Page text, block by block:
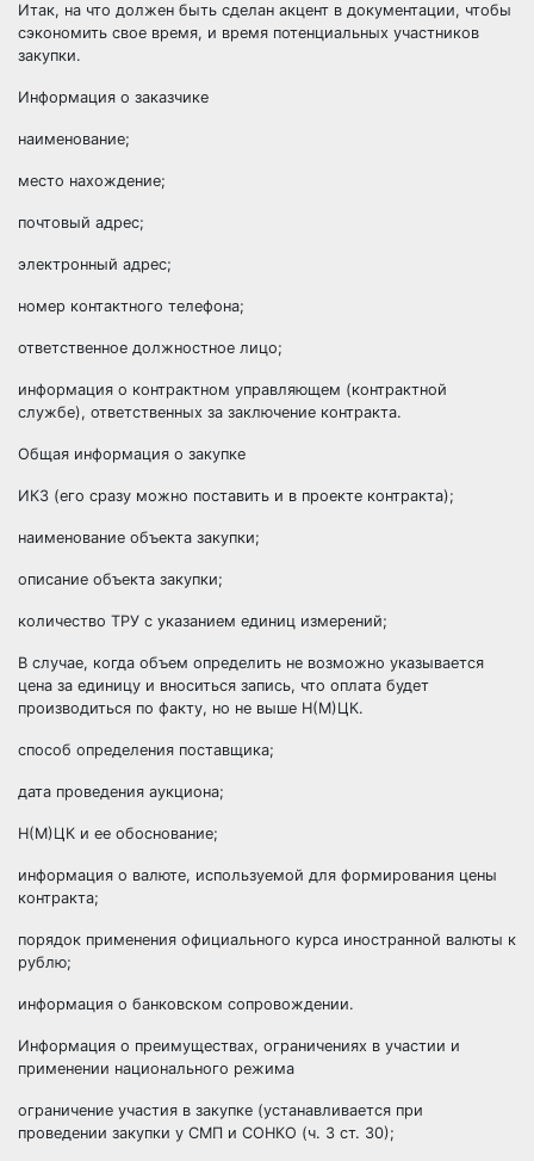
Итак, на что должен быть сделан акцент в документации, чтобы
сэкономить свое время, и время потенциальных участников
закупки.
Информация о заказчике
наименование;
место нахождение;
почтовый адрес;
электронный адрес;
номер контактного телефона;
ответственное должностное лицо;
информация о контрактном управляющем (контрактной
службе), ответственных за заключение контракта.
Общая информация о закупке
ИКЗ (его сразу можно поставить и в проекте контракта);
наименование объекта закупки;
описание объекта закупки;
количество ТРУ с указанием единиц измерений;
В случае, когда объем определить не возможно указывается
цена за единицу и вноситься запись, что оплата будет
производиться по факту, но не выше Н(М)ЦК.
способ определения поставщика;
дата проведения аукциона;
Н(М)ЦК и ее обоснование;
информация о валюте, используемой для формирования цены
контракта;
порядок применения официального курса иностранной валюты к
рублю;
информация о банковском сопровождении.
Информация о преимуществах, ограничениях в участии и
применении национального режима
ограничение участия в закупке (устанавливается при
проведении закупки у СМП и СОНКО (ч. 3 ст. 30);